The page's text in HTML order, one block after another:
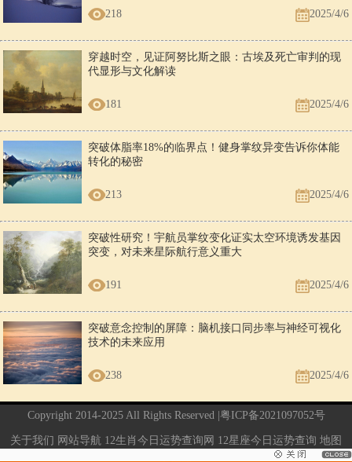
218 2025/4/6
穿越时空，见证阿努比斯之眼：古埃及死亡审判的现
代显形与文化解读
181 2025/4/6
突破体脂率18%的临界点！健身掌纹异变告诉你体能
转化的秘密
213 2025/4/6
突破性研究！宇航员掌纹变化证实太空环境诱发基因
突变，对未来星际航行意义重大
191 2025/4/6
突破意念控制的屏障：脑机接口同步率与神经可视化
技术的未来应用
238 2025/4/6
Copyright 2014-2025 All Rights Reserved |粤ICP备2021097052号
关于我们 网站导航 12生肖今日运势查询网 12星座今日运势查询 地图